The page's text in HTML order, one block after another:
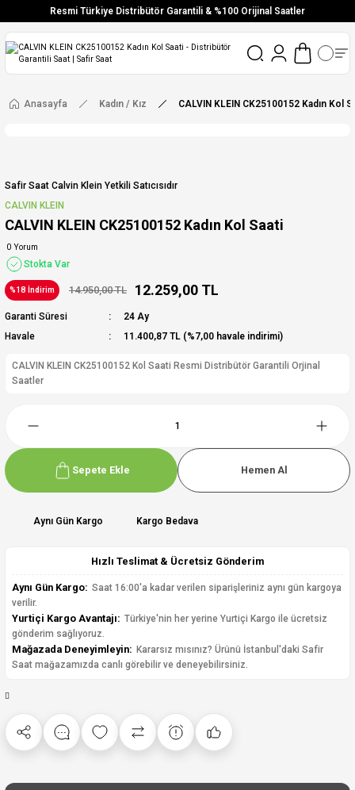
Resmi Türkiye Distribütör Garantili & %100 Orijinal Saatler
Vade Farksız 6 Taksit
Ücretsiz Kargo
Anasayfa Kadın / Kız CALVIN KLEIN CK25100152 Kadın Kol
Safir Saat Calvin Klein Yetkili Satıcısıdır
CALVIN KLEIN
CALVIN KLEIN CK25100152 Kadın Kol Saati
0 Yorum
Stokta Var
%18 İndirim 14.950,00 TL 12.259,00 TL
Garanti Süresi
24 Ay
Havale
11.400,87 TL (%7,00 havale indirimi)
CALVIN KLEIN CK25100152 Kol Saati Resmi Distribütör Garantili Orjinal
Saatler
Sepete Ekle Hemen Al
Aynı Gün Kargo Kargo Bedava
Hızlı Teslimat & Ücretsiz Gönderim
Aynı Gün Kargo: Saat 16:00'a kadar verilen siparişleriniz aynı gün kargoya
verilir.
Yurtiçi Kargo Avantajı: Türkiye'nin her yerine Yurtiçi Kargo ile ücretsiz
gönderim sağlıyoruz.
Mağazada Deneyimleyin: Kararsız mısınız? Ürünü İstanbul'daki Safir
Saat mağazamızda canlı görebilir ve deneyebilirsiniz.